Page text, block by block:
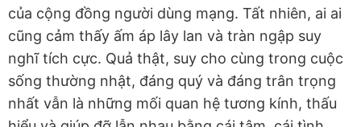
của cộng đồng người dùng mạng. Tất nhiên, ai ai
cũng cảm thấy ấm áp lây lan và tràn ngập suy
nghĩ tích cực. Quả thật, suy cho cùng trong cuộc
sống thường nhật, đáng quý và đáng trân trọng
nhất vẫn là những mối quan hệ tương kính, thấu